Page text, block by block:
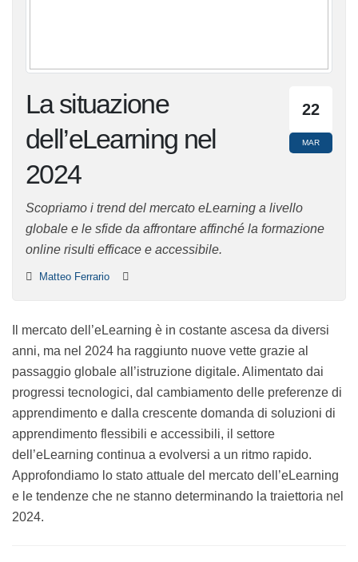
22
MAR
La situazione
dell’eLearning nel
2024
Scopriamo i trend del mercato eLearning a livello
globale e le sfide da affrontare affinché la formazione
online risulti efficace e accessibile.
Matteo Ferrario
Il mercato dell’eLearning è in costante ascesa da diversi
anni, ma nel 2024 ha raggiunto nuove vette grazie al
passaggio globale all’istruzione digitale. Alimentato dai
progressi tecnologici, dal cambiamento delle
preferenze di apprendimento e dalla crescente
domanda di soluzioni di apprendimento flessibili e
accessibili, il settore dell’eLearning continua a evolversi
a un ritmo rapido. Approfondiamo lo stato attuale del
mercato dell’eLearning e le tendenze che ne stanno
determinando la traiettoria nel 2024.